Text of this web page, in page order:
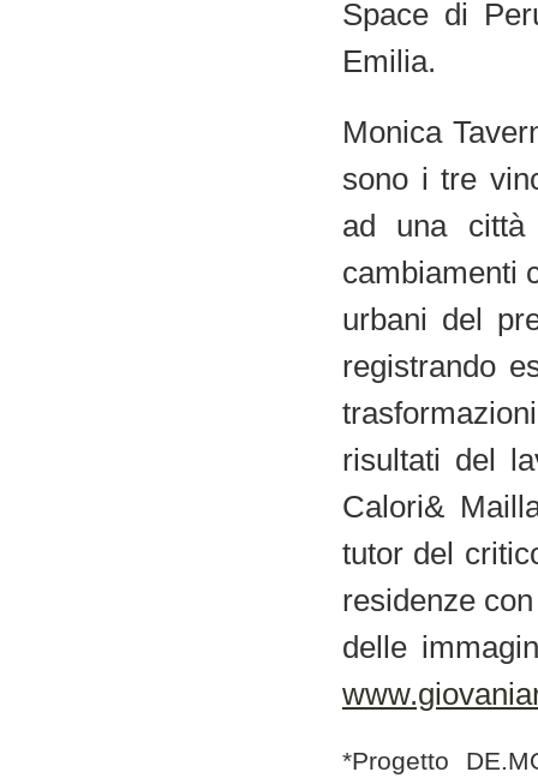
Space di
Emilia.
Monica
sono i tre
ad una città
cambiamenti
urbani del
registrando
risultati del
Calori&
tutor del
residenze
delle
*Progetto